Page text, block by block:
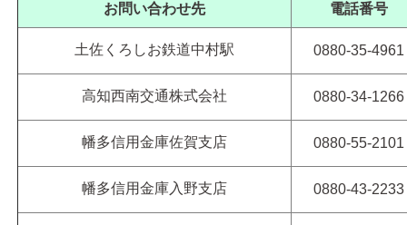
お問い合わせ先 電話番号
土佐くろしお鉄道中村駅 0880-35-4961
高知西南交通株式会社 0880-34-1266
幡多信用金庫佐賀支店 0880-55-2101
幡多信用金庫入野支店 0880-43-2233